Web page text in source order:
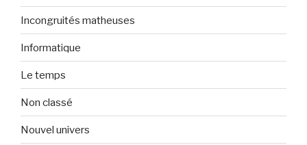
Incongruités matheuses
Informatique
Le temps
Non classé
Nouvel univers